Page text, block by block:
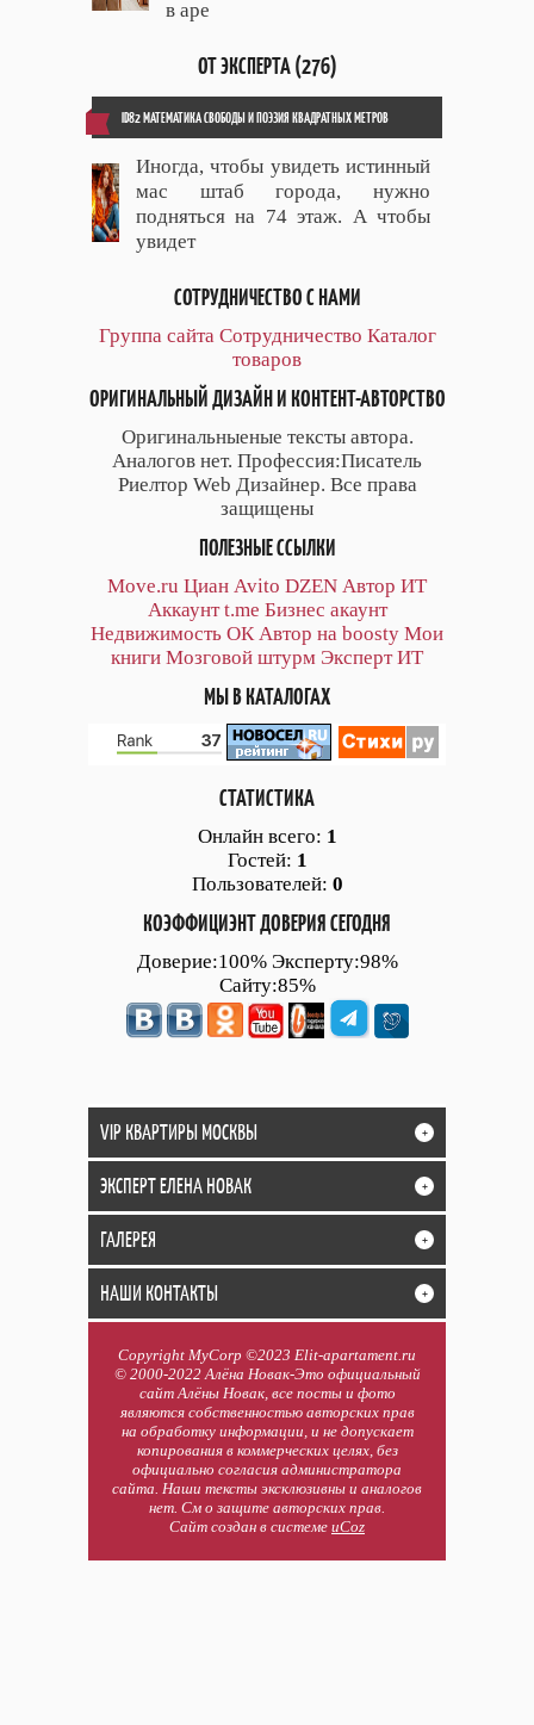
в аре
ОТ ЭКСПЕРТА (276)
ID82 МАТЕМАТИКА СВОБОДЫ И ПОЭЗИЯ КВАДРАТНЫХ МЕТРОВ
Иногда, чтобы увидеть истинный
мас штаб города, нужно
подняться на 74 этаж. А чтобы
увидет
СОТРУДНИЧЕСТВО С НАМИ
Группа сайта Сотрудничество Каталог
товаров
ОРИГИНАЛЬНЫЙ ДИЗАЙН И КОНТЕНТ-АВТОРСТВО
Оригинальныеные тексты автора.
Аналогов нет. Профессия:Писатель
Риелтор Web Дизайнер. Все права
защищены
ПОЛЕЗНЫЕ ССЫЛКИ
Move.ru Циан Avito DZEN Автор ИТ
Аккаунт t.me Бизнес акаунт
Недвижимость ОК Автор на boosty Мои
книги Мозговой штурм Эксперт ИТ
МЫ В КАТАЛОГАХ
СТАТИСТИКА
Онлайн всего: 1
Гостей: 1
Пользователей: 0
КОЭФФИЦИЭНТ ДОВЕРИЯ СЕГОДНЯ
Доверие:100% Эксперту:98%
Сайту:85%
VIP КВАРТИРЫ МОСКВЫ +
ЭКСПЕРТ ЕЛЕНА НОВАК +
ГАЛЕРЕЯ +
НАШИ КОНТАКТЫ +
Copyright MyCorp ©2023 Elit-apartament.ru
© 2000-2022 Алёна Новак-Это официальный
сайт Алёны Новак, все посты и фото
являются собственностью авторских прав
на обработку информации, и не допускает
копирования в коммерческих целях, без
официально согласия администратора
сайта. Наши тексты эксклюзивны и аналогов
нет. См о защите авторских прав.
Сайт создан в системе uCoz